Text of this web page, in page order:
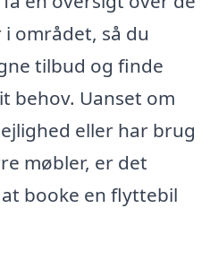
området, så du
tilbud og finde
behov. Uanset om
eller har brug
møbler, er det
booke en flyttebil